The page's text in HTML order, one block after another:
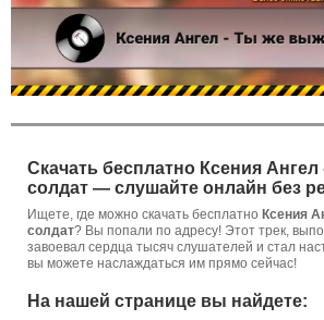
Скачать бесплатно Ксения
солдат — слушайте онлайн без
Ищете, где можно скачать бесплатно Ксения
солдат? Вы попали по адресу! Этот трек,
завоевал сердца тысяч слушателей и стал
вы можете наслаждаться им прямо сейчас!
На нашей странице вы найдете: